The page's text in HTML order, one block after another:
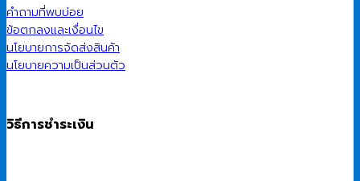
คำถามที่พบบ่อย
ข้อตกลงและเงื่อนไข
นโยบายการจัดส่งสินค้า
นโยบายความเป็นส่วนตัว
วิธีการชำระเงิน